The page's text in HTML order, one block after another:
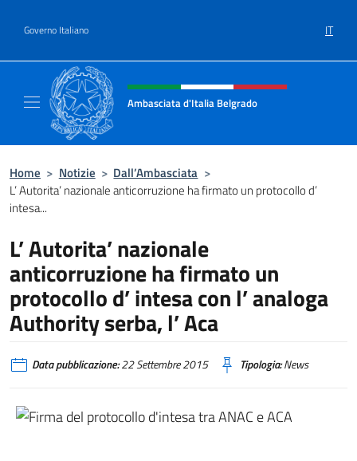
Governo Italiano IT
Intestazione sito, social e menù
Ambasciata d'Italia Belgrado
Home > Notizie > Dall’Ambasciata >
L’ Autorita’ nazionale anticorruzione ha firmato un protocollo d’
intesa...
L’ Autorita’ nazionale
anticorruzione ha firmato un
protocollo d’ intesa con l’ analoga
Authority serba, l’ Aca
Data pubblicazione:22 Settembre 2015 Tipologia:News